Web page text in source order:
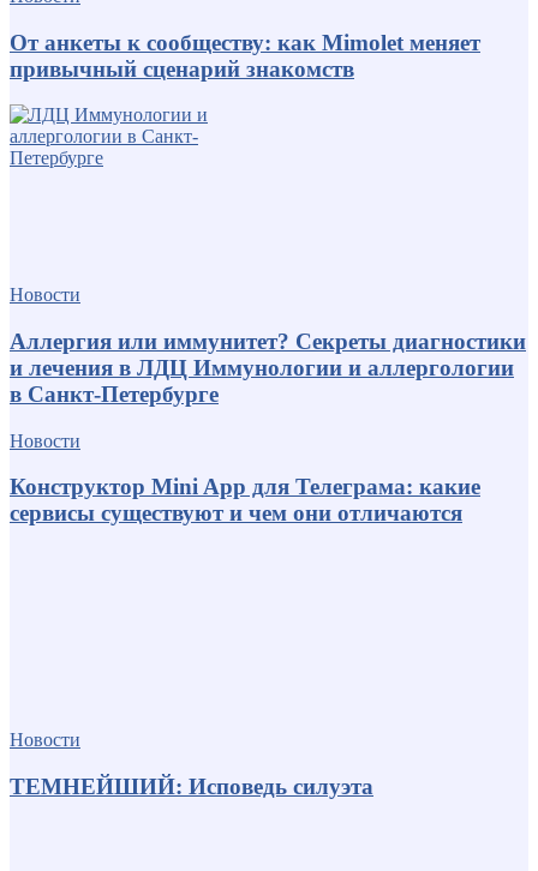
От анкеты к сообществу: как Mimolet меняет
привычный сценарий знакомств
Новости
Аллергия или иммунитет? Секреты диагностики
и лечения в ЛДЦ Иммунологии и аллергологии
в Санкт-Петербурге
Новости
Конструктор Mini App для Телеграма: какие
сервисы существуют и чем они отличаются
Новости
ТЕМНЕЙШИЙ: Исповедь силуэта